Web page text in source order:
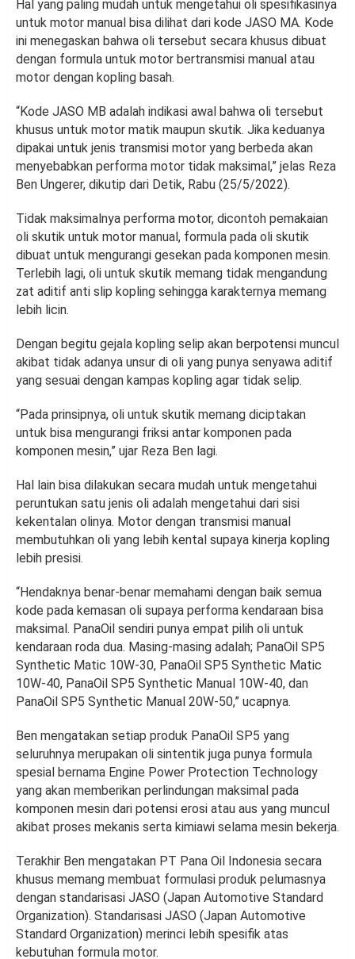
Hal yang paling mudah untuk mengetahui oli spesifikasinya
untuk motor manual bisa dilihat dari kode JASO MA. Kode
ini menegaskan bahwa oli tersebut secara khusus dibuat
dengan formula untuk motor bertransmisi manual atau
motor dengan kopling basah.
“Kode JASO MB adalah indikasi awal bahwa oli tersebut
khusus untuk motor matik maupun skutik. Jika keduanya
dipakai untuk jenis transmisi motor yang berbeda akan
menyebabkan performa motor tidak maksimal,” jelas Reza
Ben Ungerer, dikutip dari Detik, Rabu (25/5/2022).
Tidak maksimalnya performa motor, dicontoh pemakaian
oli skutik untuk motor manual, formula pada oli skutik
dibuat untuk mengurangi gesekan pada komponen mesin.
Terlebih lagi, oli untuk skutik memang tidak mengandung
zat aditif anti slip kopling sehingga karakternya memang
lebih licin.
Dengan begitu gejala kopling selip akan berpotensi muncul
akibat tidak adanya unsur di oli yang punya senyawa aditif
yang sesuai dengan kampas kopling agar tidak selip.
“Pada prinsipnya, oli untuk skutik memang diciptakan
untuk bisa mengurangi friksi antar komponen pada
komponen mesin,” ujar Reza Ben lagi.
Hal lain bisa dilakukan secara mudah untuk mengetahui
peruntukan satu jenis oli adalah mengetahui dari sisi
kekentalan olinya. Motor dengan transmisi manual
membutuhkan oli yang lebih kental supaya kinerja kopling
lebih presisi.
“Hendaknya benar-benar memahami dengan baik semua
kode pada kemasan oli supaya performa kendaraan bisa
maksimal. PanaOil sendiri punya empat pilih oli untuk
kendaraan roda dua. Masing-masing adalah; PanaOil SP5
Synthetic Matic 10W-30, PanaOil SP5 Synthetic Matic
10W-40, PanaOil SP5 Synthetic Manual 10W-40, dan
PanaOil SP5 Synthetic Manual 20W-50,” ucapnya.
Ben mengatakan setiap produk PanaOil SP5 yang
seluruhnya merupakan oli sintentik juga punya formula
spesial bernama Engine Power Protection Technology
yang akan memberikan perlindungan maksimal pada
komponen mesin dari potensi erosi atau aus yang muncul
akibat proses mekanis serta kimiawi selama mesin bekerja.
Terakhir Ben mengatakan PT Pana Oil Indonesia secara
khusus memang membuat formulasi produk pelumasnya
dengan standarisasi JASO (Japan Automotive Standard
Organization). Standarisasi JASO (Japan Automotive
Standard Organization) merinci lebih spesifik atas
kebutuhan formula motor.